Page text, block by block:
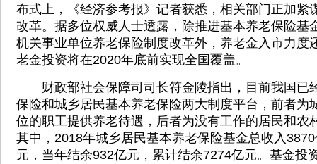
布式上，《经济参考报》记者获悉，相关部门正加紧
改革。据多位权威人士透露，除推进基本养老保险基
机关事业单位养老保险制度改革外，养老金入市力度
老金投资将在2020年底前实现全国覆盖。
财政部社会保障司司长符金陵指出，目前我国已
保险和城乡居民基本养老保险两大制度平台，前者为
位的职工提供养老待遇，后者为没有工作的居民和农
其中，2018年城乡居民基本养老保险基金总收入
元，当年结余932亿元，累计结余7274亿元。基金投